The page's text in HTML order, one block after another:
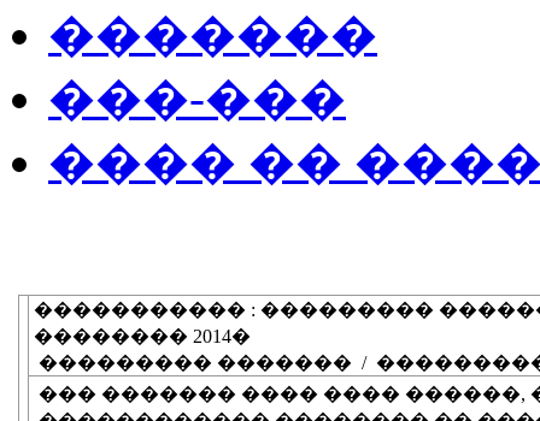
�������
���-���
���� ��
����������� : ���������
�������� 2014�
��������� ������� /
��� ������� ���� ���� ������,